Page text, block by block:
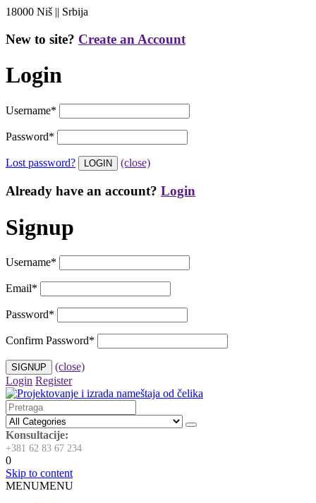
18000 Niš || Srbija
New to site? Create an Account
Login
Username*
Password*
Lost password? (close)
Already have an account? Login
Signup
Username*
Email*
Password*
Confirm Password*
(close)
Login Register
Konsultacije:
+381 62 83 67 234
0
Skip to content
MENUMENU